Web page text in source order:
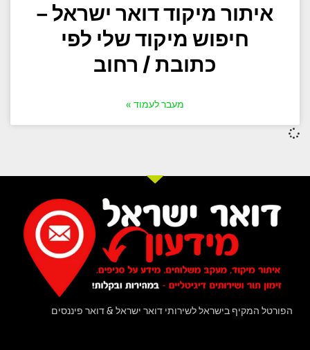
איתור מיקוד דואר ישראל –
חיפוש מיקוד שלי לפי
כתובת / רחוב
מעבר לעמוד »
הפורטל המקיף בישראל לשירותי דואר ישראל & דואר פיננסים